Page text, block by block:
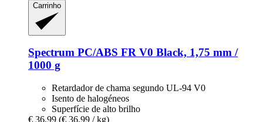
Carrinho
Spectrum PC/ABS FR V0 Black, 1,75 mm /
1000 g
Retardador de chama segundo UL-94 V0
Isento de halogéneos
Superfície de alto brilho
€ 36,99 (€ 36,99 / kg)